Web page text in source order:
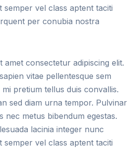
vel class aptent taciti
per conubia nostra
amet consectetur adipiscing elit.
vitae pellentesque sem
pretium tellus duis convallis.
sed diam urna tempor. Pulvinar
nec metus bibendum egestas.
lacinia integer nunc
vel class aptent taciti